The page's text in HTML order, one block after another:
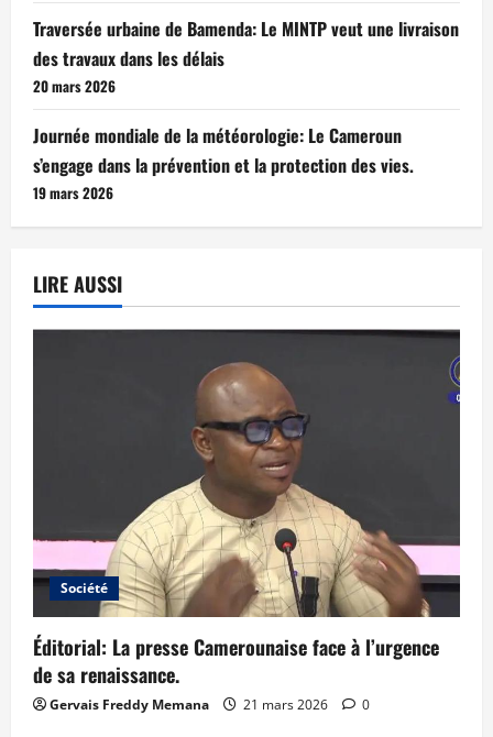
Traversée urbaine de Bamenda: Le MINTP veut une livraison
des travaux dans les délais
20 mars 2026
Journée mondiale de la météorologie: Le Cameroun
s’engage dans la prévention et la protection des vies.
19 mars 2026
LIRE AUSSI
Société
Éditorial: La presse Camerounaise face à l’urgence
de sa renaissance.
Gervais Freddy Memana 21 mars 2026 0